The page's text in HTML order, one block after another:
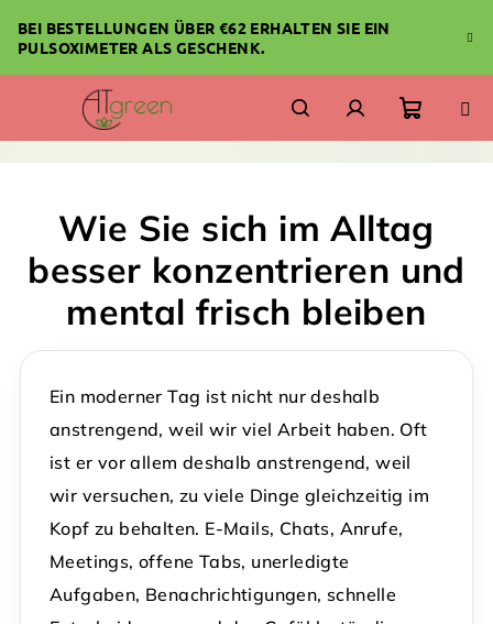
Inhalt
springen
BEI BESTELLUNGEN ÜBER €62 ERHALTEN SIE EIN
PULSOXIMETER ALS GESCHENK.
SuchenLogin
Wie Sie sich im Alltag
besser konzentrieren und
mental frisch bleiben
Ein moderner Tag ist nicht nur deshalb
anstrengend, weil wir viel Arbeit haben. Oft
ist er vor allem deshalb anstrengend, weil
wir versuchen, zu viele Dinge gleichzeitig im
Kopf zu behalten. E-Mails, Chats, Anrufe,
Meetings, offene Tabs, unerledigte
Aufgaben, Benachrichtigungen, schnelle